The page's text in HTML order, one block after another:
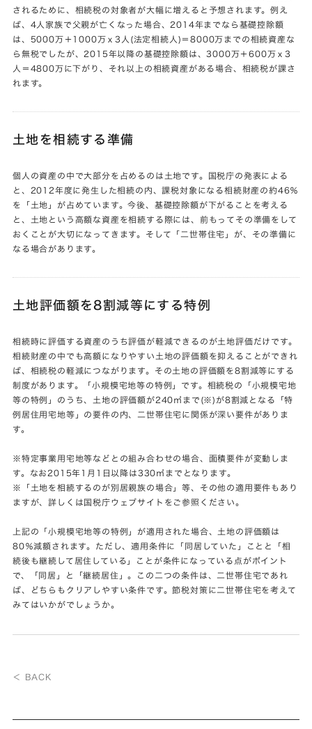
されるために、相続税の対象者が大幅に増えると予想されます。例え
ば、4人家族で父親が亡くなった場合、2014年までなら基礎控除額
は、5000万＋1000万ｘ3人(法定相続人)＝8000万までの相続資産な
ら無税でしたが、2015年以降の基礎控除額は、3000万＋600万ｘ3
人＝4800万に下がり、それ以上の相続資産がある場合、相続税が課さ
れます。
土地を相続する準備
個人の資産の中で大部分を占めるのは土地です。国税庁の発表による
と、2012年度に発生した相続の内、課税対象になる相続財産の約46％
を「土地」が占めています。今後、基礎控除額が下がることを考える
と、土地という高額な資産を相続する際には、前もってその準備をして
おくことが大切になってきます。そして「二世帯住宅」が、その準備に
なる場合があります。
土地評価額を8割減等にする特例
相続時に評価する資産のうち評価が軽減できるのが土地評価だけです。
相続財産の中でも高額になりやすい土地の評価額を抑えることができれ
ば、相続税の軽減につながります。その土地の評価額を8割減等にする
制度があります。「小規模宅地等の特例」です。相続税の「小規模宅地
等の特例」のうち、土地の評価額が240㎡まで(※)が8割減となる「特
例居住用宅地等」の要件の内、二世帯住宅に関係が深い要件がありま
す。
※特定事業用宅地等などとの組み合わせの場合、面積要件が変動しま
す。なお2015年1月1日以降は330㎡までとなります。
※「土地を相続するのが別居親族の場合」等、その他の適用要件もあり
ますが、詳しくは国税庁ウェブサイトをご参照ください。
上記の「小規模宅地等の特例」が適用された場合、土地の評価額は
80％減額されます。ただし、適用条件に「同居していた」ことと「相
続後も継続して居住している」ことが条件になっている点がポイント
で、「同居」と「継続居住」。この二つの条件は、二世帯住宅であれ
ば、どちらもクリアしやすい条件です。節税対策に二世帯住宅を考えて
みてはいかがでしょうか。
＜ BACK